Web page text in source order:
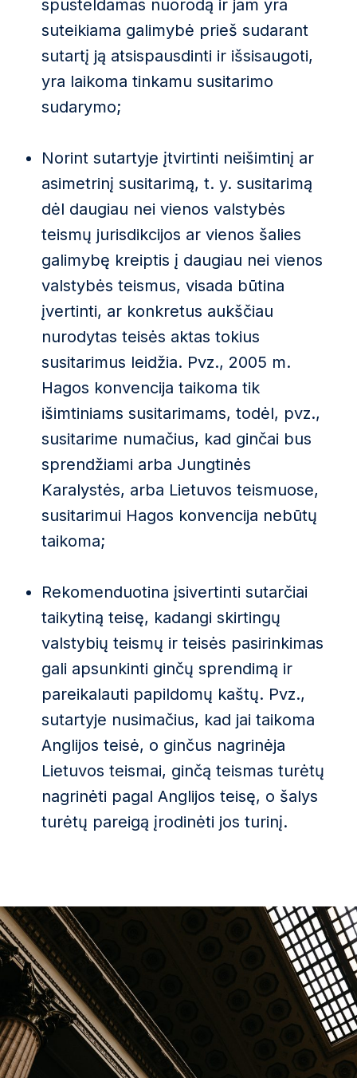
spusteldamas nuorodą ir jam yra
suteikiama galimybė prieš sudarant
sutartį ją atsispausdinti ir išsisaugoti,
yra laikoma tinkamu susitarimo
sudarymo;
Norint sutartyje įtvirtinti neišimtinį ar
asimetrinį susitarimą, t. y. susitarimą
dėl daugiau nei vienos valstybės
teismų jurisdikcijos ar vienos šalies
galimybę kreiptis į daugiau nei vienos
valstybės teismus, visada būtina
įvertinti, ar konkretus aukščiau
nurodytas teisės aktas tokius
susitarimus leidžia. Pvz., 2005 m.
Hagos konvencija taikoma tik
išimtiniams susitarimams, todėl, pvz.,
susitarime numačius, kad ginčai bus
sprendžiami arba Jungtinės
Karalystės, arba Lietuvos teismuose,
susitarimui Hagos konvencija nebūtų
taikoma;
Rekomenduotina įsivertinti sutarčiai
taikytiną teisę, kadangi skirtingų
valstybių teismų ir teisės pasirinkimas
gali apsunkinti ginčų sprendimą ir
pareikalauti papildomų kaštų. Pvz.,
sutartyje nusimačius, kad jai taikoma
Anglijos teisė, o ginčus nagrinėja
Lietuvos teismai, ginčą teismas turėtų
nagrinėti pagal Anglijos teisę, o šalys
turėtų pareigą įrodinėti jos turinį.